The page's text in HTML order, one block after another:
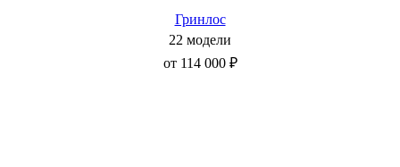
Гринлос
22 модели
от 114 000 ₽